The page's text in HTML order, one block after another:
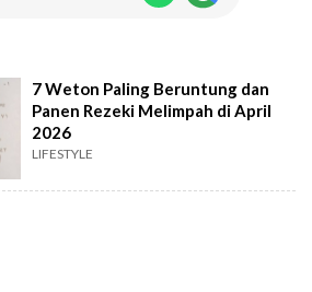
7 Weton Paling Beruntung dan
Panen Rezeki Melimpah di April
2026
LIFESTYLE